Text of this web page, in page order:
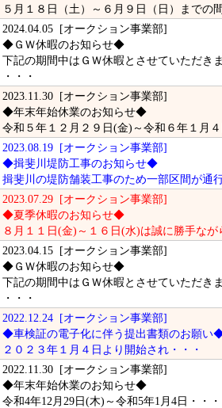
５月１８日（土）～６月９日（日）までの
2024.04.05 [オークション事業部]
◆ＧＷ休暇のお知らせ◆
下記の期間中はＧＷ休暇とさせていただきま
・・・
2023.11.30 [オークション事業部]
◆年末年始休業のお知らせ◆
令和５年１２月２９日(金)～令和６年１月４
2023.08.19 [オークション事業部]
◆揖斐川堤防工事のお知らせ◆
揖斐川の堤防舗装工事のため一部区間が通
2023.07.29 [オークション事業部]
◆夏季休暇のお知らせ◆
８月１１日(金)～１６日(水)は誠に勝手なが
2023.04.15 [オークション事業部]
◆ＧＷ休暇のお知らせ◆
下記の期間中はＧＷ休暇とさせていただきま
・・・
2022.12.24 [オークション事業部]
◆車検証の電子化に伴う提出書類のお願い
２０２３年１月４日より開始され・・・
2022.11.30 [オークション事業部]
◆年末年始休業のお知らせ◆
令和4年12月29日(木)～令和5年1月4日・・・